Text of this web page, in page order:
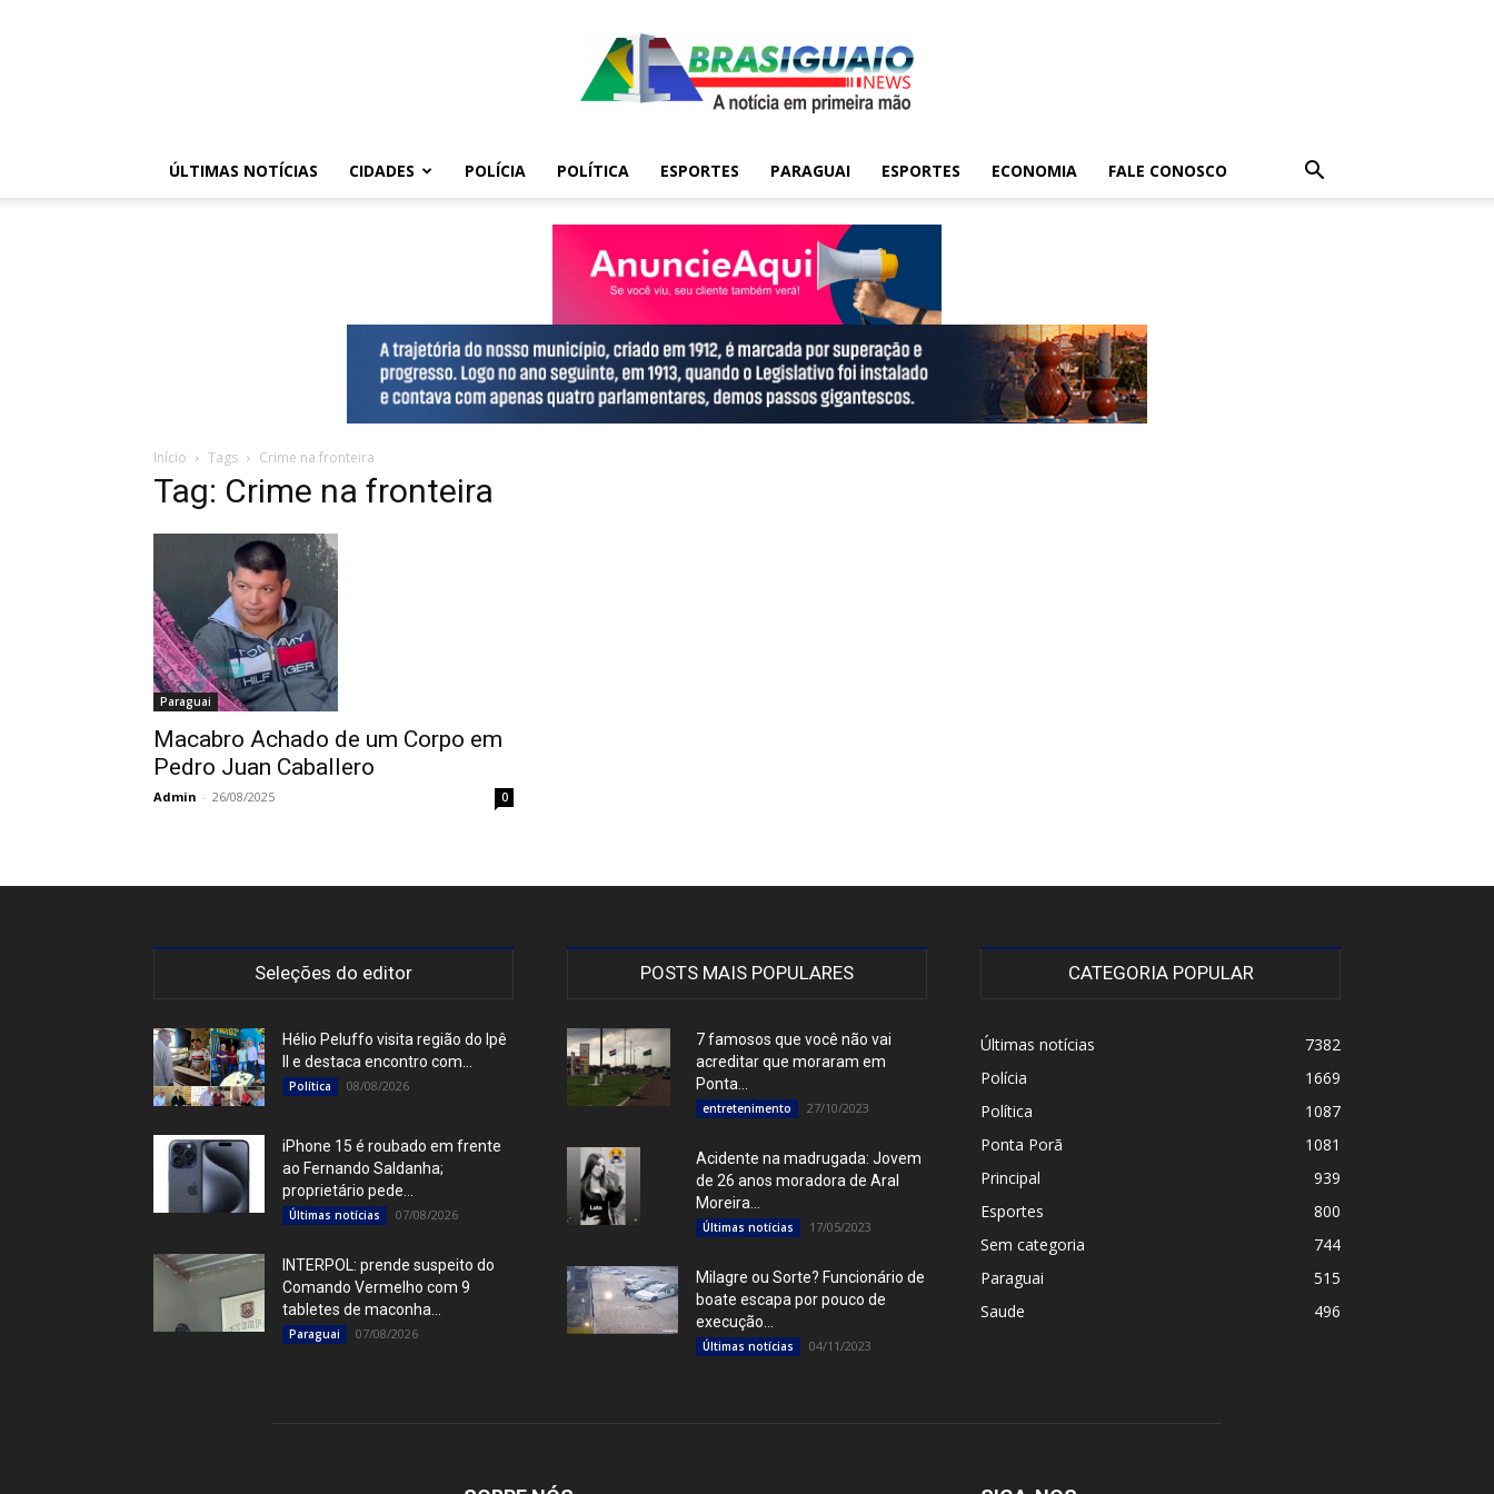
ÚLTIMAS NOTÍCIAS CIDADES POLÍCIA POLÍTICA ESPORTES PARAGUAI ESPORTES ECONOMIA FALE CONOSCO
Início Tags Crime na fronteira
Tag: Crime na fronteira
Paraguai
Macabro Achado de um Corpo em
Pedro Juan Caballero
Admin - 26/08/2025 0
Seleções do editor
Hélio Peluffo visita região do Ipê
II e destaca encontro com...
Política 08/08/2026
iPhone 15 é roubado em frente
ao Fernando Saldanha;
proprietário pede...
Últimas notícias 07/08/2026
INTERPOL: prende suspeito do
Comando Vermelho com 9
tabletes de maconha...
Paraguai 07/08/2026
POSTS MAIS POPULARES
7 famosos que você não vai
acreditar que moraram em
Ponta...
entretenimento 27/10/2023
Acidente na madrugada: Jovem
de 26 anos moradora de Aral
Moreira...
Últimas notícias 17/05/2023
Milagre ou Sorte? Funcionário de
boate escapa por pouco de
execução...
Últimas notícias 04/11/2023
CATEGORIA POPULAR
Últimas notícias
7382
Polícia
1669
Política
1087
Ponta Porã
1081
Principal
939
Esportes
800
Sem categoria
744
Paraguai
515
Saude
496